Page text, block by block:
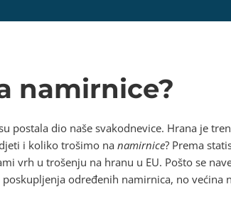
namirnice?
postala dio naše svakodnevice. Hrana je
i koliko trošimo na namirnice? Prema
vrh u trošenju na hranu u EU. Pošto se
određenih namirnica, no većina